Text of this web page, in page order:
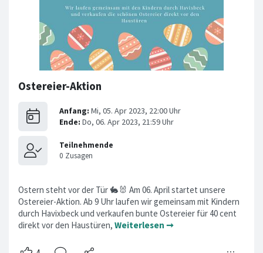
Ostereier-Aktion
Ostern steht vor der Tür 🐇🐰 Am 06. April startet unsere
Ostereier-Aktion. Ab 9 Uhr laufen wir gemeinsam mit Kindern
durch Havixbeck und verkaufen bunte Ostereier für 40 cent
direkt vor den Haustüren, Weiterlesen ➞